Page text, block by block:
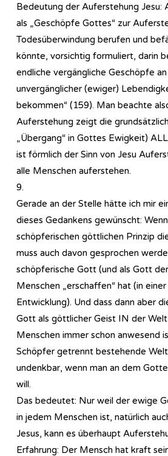
Bedeutung der Auferstehung Jesu:
als „Geschöpfe Gottes“ zur
Todesüberwindung berufen und
könnte, vorsichtig formuliert, darin
endliche vergängliche Geschöpfe
unvergänglicher (ewiger)
bekommen“ (159). Man beachte
Auferstehung zeigt die
„Übergang“ in Gottes Ewigkeit)
ist förmlich der Sinn von Jesu
alle Menschen auferstehen.
9.
Gerade an der Stelle hätte ich mir
dieses Gedankens gewünscht:
schöpferischen göttlichen Prinzip
muss auch davon gesprochen
schöpferische Gott (und als Gott
Menschen „erschaffen“ hat (in
Entwicklung). Und dass dann aber
Gott als göttlicher Geist IN der
Menschen immer schon anwesend
Schöpfer getrennt bestehende
undenkbar, wenn man an dem
will.
Das bedeutet: Nur weil der ewige
in jedem Menschen ist, natürlich
Jesus, kann es überhaupt
Erfahrung: Der Mensch hat kraft